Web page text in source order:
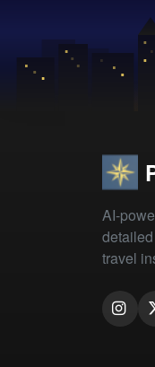
AI-
travel